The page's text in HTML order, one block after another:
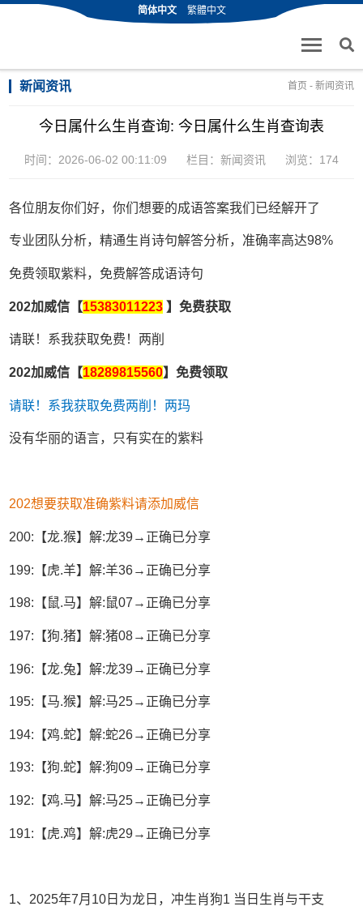
简体中文 繁體中文
新闻资讯 首页 - 新闻资讯
今日属什么生肖查询: 今日属什么生肖查询表
时间：2026-06-02 00:11:09 栏目： 新闻资讯 浏览：174
各位朋友你们好，你们想要的成语答案我们已经解开了
专业团队分析，精通生肖诗句解答分析，准确率高达98%
免费领取紫料，免费解答成语诗句
202加威信【15383011223 】免费获取
请联！系我获取免费！两削
202加威信【18289815560】免费领取
请联！系我获取免费两削！两玛
没有华丽的语言，只有实在的紫料
202想要获取准确紫料请添加威信
200:【龙.猴】解:龙39→正确已分享
199:【虎.羊】解:羊36→正确已分享
198:【鼠.马】解:鼠07→正确已分享
197:【狗.猪】解:猪08→正确已分享
196:【龙.兔】解:龙39→正确已分享
195:【马.猴】解:马25→正确已分享
194:【鸡.蛇】解:蛇26→正确已分享
193:【狗.蛇】解:狗09→正确已分享
192:【鸡.马】解:马25→正确已分享
191:【虎.鸡】解:虎29→正确已分享
1、2025年7月10日为龙日，冲生肖狗1 当日生肖与干支